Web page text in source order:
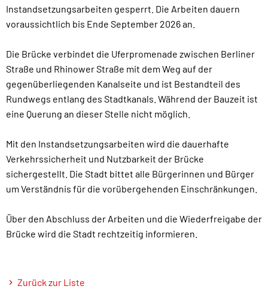
Instandsetzungsarbeiten gesperrt. Die Arbeiten dauern
voraussichtlich bis Ende September 2026 an.
Die Brücke verbindet die Uferpromenade zwischen Berliner
Straße und Rhinower Straße mit dem Weg auf der
gegenüberliegenden Kanalseite und ist Bestandteil des
Rundwegs entlang des Stadtkanals. Während der Bauzeit ist
eine Querung an dieser Stelle nicht möglich.
Mit den Instandsetzungsarbeiten wird die dauerhafte
Verkehrssicherheit und Nutzbarkeit der Brücke
sichergestellt. Die Stadt bittet alle Bürgerinnen und Bürger
um Verständnis für die vorübergehenden Einschränkungen.
Über den Abschluss der Arbeiten und die Wiederfreigabe der
Brücke wird die Stadt rechtzeitig informieren.
Zurück zur Liste